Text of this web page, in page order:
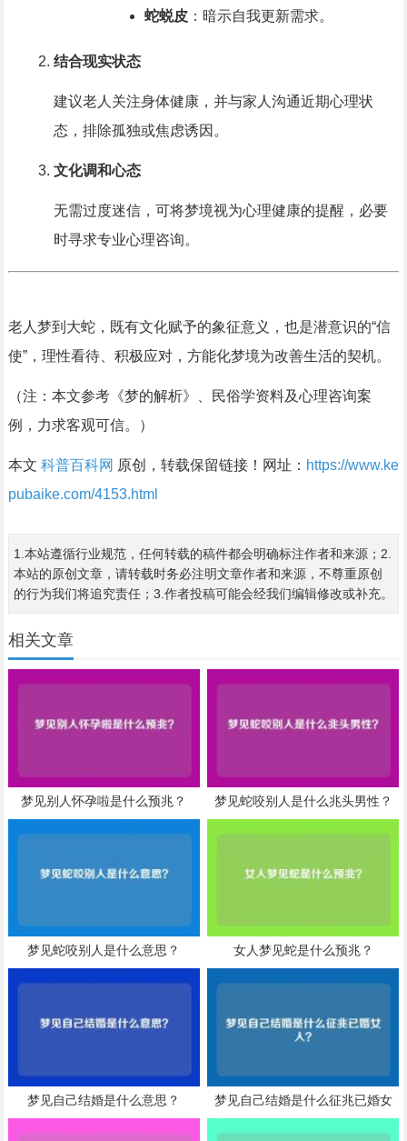
蛇蜕皮：暗示自我更新需求。
结合现实状态
建议老人关注身体健康，并与家人沟通近期心理状
态，排除孤独或焦虑诱因。
文化调和心态
无需过度迷信，可将梦境视为心理健康的提醒，必要
时寻求专业心理咨询。
老人梦到大蛇，既有文化赋予的象征意义，也是潜意识的“信
使”，理性看待、积极应对，方能化梦境为改善生活的契机。
（注：本文参考《梦的解析》、民俗学资料及心理咨询案
例，力求客观可信。）
本文 科普百科网 原创，转载保留链接！网址： https://www.ke
pubaike.com/4153.html
1.本站遵循行业规范，任何转载的稿件都会明确标注作者和来源；2.
本站的原创文章，请转载时务必注明文章作者和来源，不尊重原创
的行为我们将追究责任；3.作者投稿可能会经我们编辑修改或补充。
相关文章
梦见别人怀孕啦是什么预兆？ 梦见蛇咬别人是什么兆头男性？
梦见蛇咬别人是什么意思？ 女人梦见蛇是什么预兆？
梦见自己结婚是什么意思？
梦见自己结婚是什么征兆已婚女
人？